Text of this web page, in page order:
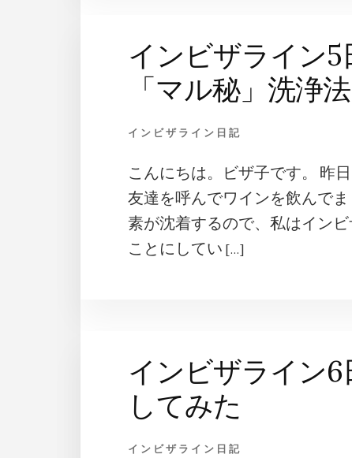
インビザライン
「マル秘」洗浄
インビザライン日記
こんにちは。ビザ子です。 昨
友達を呼んでワインを飲んで
素が沈着するので、私はイン
ことにしてい […]
インビザライン
してみた
インビザライン日記